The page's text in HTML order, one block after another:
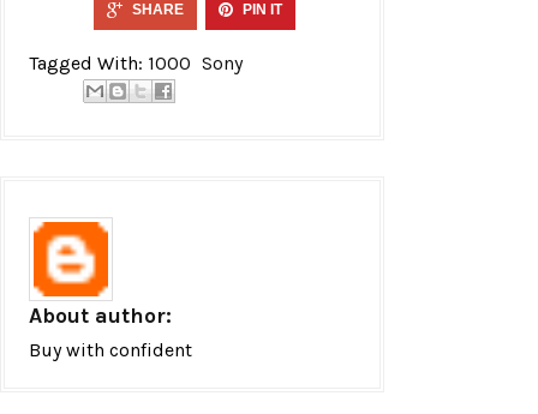
SHARE PIN IT
Tagged With: 1000 Sony
About author:
Buy with confident